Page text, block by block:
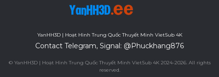
YanHH3D | Hoạt Hình Trung Quốc Thuyết Minh VietSub 4K
Contact Telegram, Signal: @Phuckhang876
© YanHH3D | Hoạt Hình Trung Quốc Thuyết Minh VietSub 4K 2024-2026. All rights
reserved.